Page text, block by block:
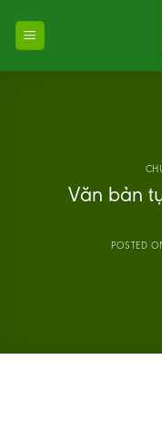
Văn bản
POSTED